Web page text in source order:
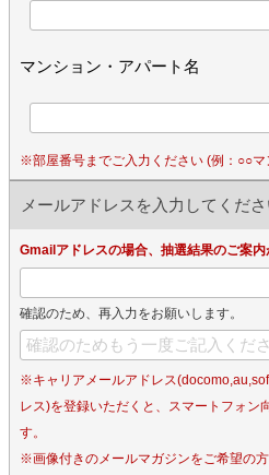
マンション・アパート名
※部屋番号までご入力ください (例：○○マ
メールアドレスを入力してくださ
Gmailアドレスの場合、抽選結果のご案内
確認のため、再入力をお願いします。
※キャリアメールアドレス
レス)を登録いただくと、スマートフォン
す。
※画像付きのメールマガジンをご希望の